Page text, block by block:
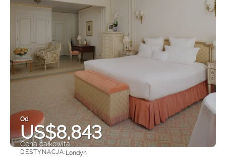
Od
US$8,843
Cena całkowita
DESTYNACJA:Londyn